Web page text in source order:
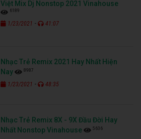
Việt Mix Dj Nonstop 2021 Vinahouse
6189
1/23/2021 - 41:07
Nhạc Trẻ Remix 2021 Hay Nhất Hiện
Nay
8987
1/23/2021 - 48:35
Nhạc Trẻ Remix 8X - 9X Đầu Đời Hay
Nhất Nonstop Vinahouse
5636